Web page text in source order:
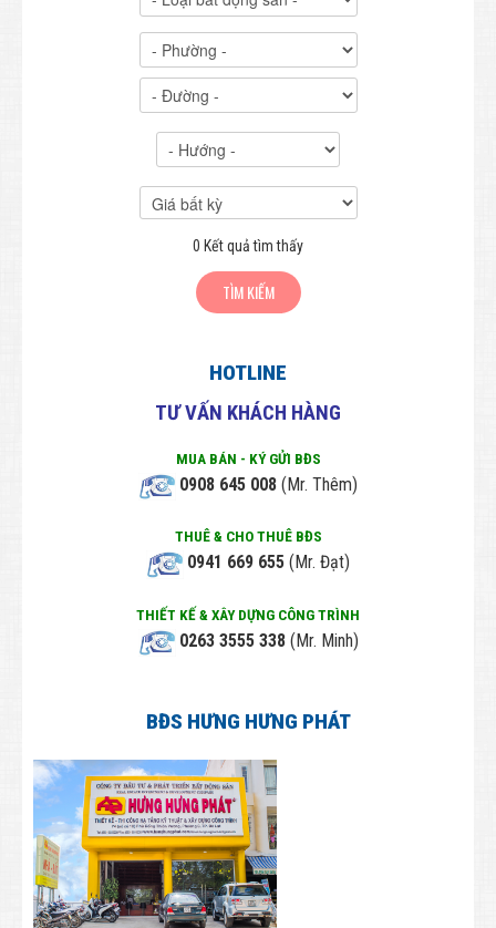
Nhà Liên kế - Nhà phố
Đất Liên kế - Đất phố
Đất Nông nghiệp
BẤT ĐỘNG SẢN CHO THUÊ
THIẾT KẾ & XÂY DỰNG
Thiết kế - Kiến trúc - Xây dựng
Bảng giá Thiết kế - Xây dựng
HƯNG HƯNG PHÁT
0 Kết quả tìm thấy
HOTLINE
TƯ VẤN KHÁCH HÀNG
MUA BÁN - KÝ GỬI BĐS
0908 645 008 (Mr. Thêm)
THUÊ & CHO THUÊ BĐS
0941 669 655 (Mr. Đạt)
THIẾT KẾ & XÂY DỰNG CÔNG TRÌNH
0263 3555 338(Mr. Minh)
BĐS HƯNG HƯNG PHÁT